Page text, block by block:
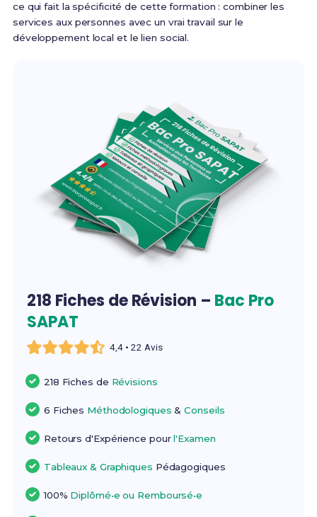
ce qui fait la spécificité de cette formation : combiner les
services aux personnes avec un vrai travail sur le
développement local et le lien social.
218 Fiches de Révision – Bac Pro
SAPAT
4,4 • 22 Avis
218 Fiches de Révisions
6 Fiches Méthodologiques &Conseils
Retours d'Expérience pourl'Examen
Tableaux & Graphiques Pédagogiques
100% Diplômé•e ou Remboursé•e